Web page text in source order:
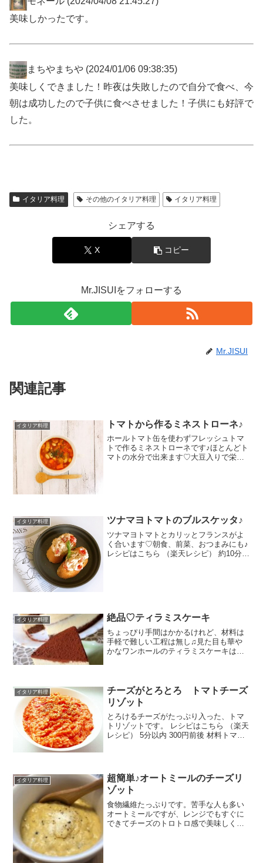
美味しかったです。
まちやまちや (2024/01/06 09:38:35)
美味しくできました！昨夜は失敗したので自分で食べ、今
朝は成功したので子供に食べさせました！子供にも好評で
した。
イタリア料理 その他のイタリア料理 イタリア料理
シェアする
X コピー
Mr.JISUIをフォローする
Mr.JISUI
関連記事
イタリア料理 トマトから作るミネストローネ♪
ホールトマト缶を使わずフレッシュトマ
トで作るミネストローネです♪ほとんどト
マトの水分で出来ます♡大豆入りで栄養
イタリア料理 ツナマヨトマトのブルスケッタ♪
ツナマヨトマトとカリッとフランスがよ
く合います♡朝食、前菜、おつまみにも♪
レシピはこちら （楽天レシピ） 約10分
イタリア料理 絶品♡ティラミスケーキ
ちょっぴり手間はかかるけれど、材料は
手軽で難しい工程は無し♫見た目も華や
かなワンホールのティラミスケーキはバ
イタリア料理
チーズがとろとろ トマトチーズ
リゾット
とろけるチーズがたっぷり入った、トマ
トリゾットです。 レシピはこちら （楽天
レシピ） 5分以内 300円前後 材料トマト
イタリア料理
超簡単♪オートミールのチーズリ
ゾット
食物繊維たっぷりです。苦手な人も多い
オートミールですが、レンジでもすぐに
できてチーズのトロトロ感で美味しく食